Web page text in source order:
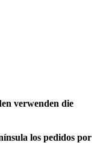
verwenden die
los pedidos por